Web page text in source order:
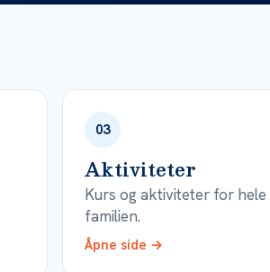
03
Aktiviteter
Kurs og aktiviteter for hele
familien.
Åpne side →